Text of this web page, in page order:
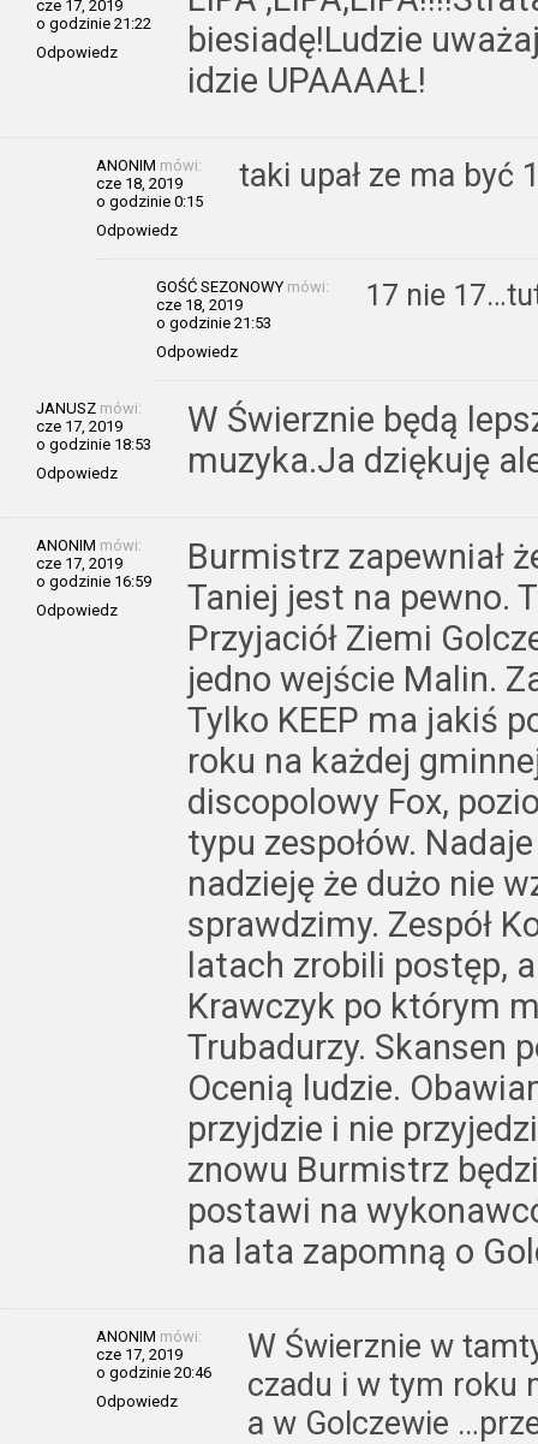
cze 17, 2019
o godzinie 21:22
Odpowiedz
biesiadę!Ludzie
idzie UPAAAAŁ!
ANONIM mówi:
cze 18, 2019
o godzinie 0:15
Odpowiedz
taki upał ze ma być
GOŚĆ SEZONOWY mówi:
cze 18, 2019
o godzinie 21:53
Odpowiedz
17 nie
JANUSZ mówi:
cze 17, 2019
o godzinie 18:53
Odpowiedz
W Świerznie będą
muzyka.Ja dziękuję
ANONIM mówi:
cze 17, 2019
o godzinie 16:59
Odpowiedz
Burmistrz zapewniał
Taniej jest na pewno.
Przyjaciół Ziemi
jedno wejście Malin.
Tylko KEEP ma jakiś
roku na każdej
discopolowy Fox,
typu zespołów.
nadzieję że dużo nie
sprawdzimy. Zespół
latach zrobili postęp,
Krawczyk po którym
Trubadurzy. Skansen
Ocenią ludzie.
przyjdzie i nie
znowu Burmistrz
postawi na
na lata zapomną o
ANONIM mówi:
cze 17, 2019
o godzinie 20:46
Odpowiedz
W Świerznie w
czadu i w tym roku
a w Golczewie